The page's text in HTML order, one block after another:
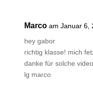
Marco am Januar 6,
hey gabor
richtig klasse! mich
danke für solche
lg marco